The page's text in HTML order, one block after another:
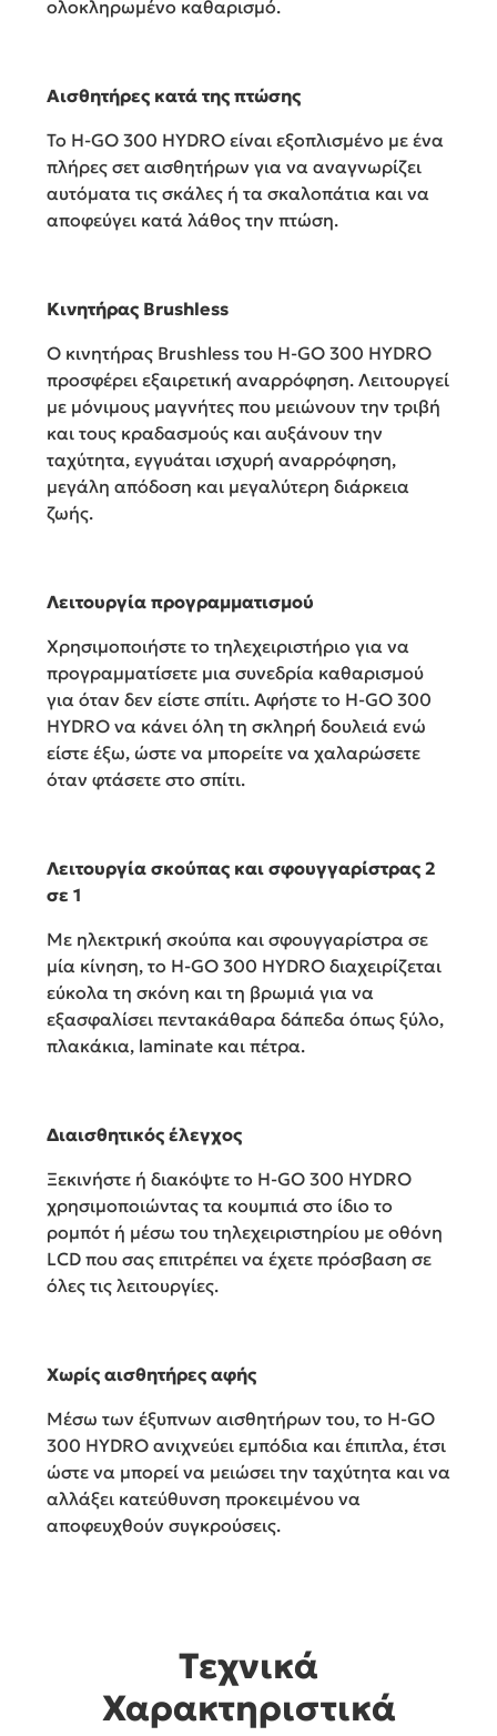
ολοκληρωμένο καθαρισμό.
Αισθητήρες κατά της πτώσης
Το H-GO 300 HYDRO είναι εξοπλισμένο με ένα
πλήρες σετ αισθητήρων για να αναγνωρίζει
αυτόματα τις σκάλες ή τα σκαλοπάτια και να
αποφεύγει κατά λάθος την πτώση.
Κινητήρας Brushless
Ο κινητήρας Brushless του H-GO 300 HYDRO
προσφέρει εξαιρετική αναρρόφηση. Λειτουργεί
με μόνιμους μαγνήτες που μειώνουν την τριβή
και τους κραδασμούς και αυξάνουν την
ταχύτητα, εγγυάται ισχυρή αναρρόφηση,
μεγάλη απόδοση και μεγαλύτερη διάρκεια
ζωής.
Λειτουργία προγραμματισμού
Χρησιμοποιήστε το τηλεχειριστήριο για να
προγραμματίσετε μια συνεδρία καθαρισμού
για όταν δεν είστε σπίτι. Αφήστε το H-GO 300
HYDRO να κάνει όλη τη σκληρή δουλειά ενώ
είστε έξω, ώστε να μπορείτε να χαλαρώσετε
όταν φτάσετε στο σπίτι.
Λειτουργία σκούπας και σφουγγαρίστρας 2
σε 1
Με ηλεκτρική σκούπα και σφουγγαρίστρα σε
μία κίνηση, το H-GO 300 HYDRO διαχειρίζεται
εύκολα τη σκόνη και τη βρωμιά για να
εξασφαλίσει πεντακάθαρα δάπεδα όπως ξύλο,
πλακάκια, laminate και πέτρα.
Διαισθητικός έλεγχος
Ξεκινήστε ή διακόψτε το H-GO 300 HYDRO
χρησιμοποιώντας τα κουμπιά στο ίδιο το
ρομπότ ή μέσω του τηλεχειριστηρίου με οθόνη
LCD που σας επιτρέπει να έχετε πρόσβαση σε
όλες τις λειτουργίες.
Χωρίς αισθητήρες αφής
Μέσω των έξυπνων αισθητήρων του, το H-GO
300 HYDRO ανιχνεύει εμπόδια και έπιπλα, έτσι
ώστε να μπορεί να μειώσει την ταχύτητα και να
αλλάξει κατεύθυνση προκειμένου να
αποφευχθούν συγκρούσεις.
Τεχνικά
Χαρακτηριστικά